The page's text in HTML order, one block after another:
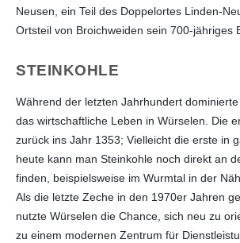
Neusen, ein Teil des Doppelortes Linden-
Ortsteil von Broichweiden sein 700-jähriges
STEINKOHLE
Während der letzten Jahrhundert
das wirtschaftliche Leben in Würselen. Die
zurück ins Jahr 1353; Vielleicht die erste in
heute kann man Steinkohle noch direkt an
finden, beispielsweise im Wurmtal in der
Als die letzte Zeche in den 1970er Jahren
nutzte Würselen die Chance, sich neu zu
zu einem modernen Zentrum für